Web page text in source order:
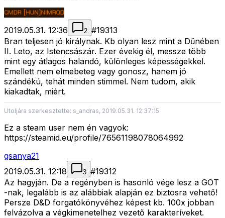
2019.05.31. 12:36 2 #19313
Bran teljesen jó királynak. Kb olyan lesz mint a Dűnében
II. Leto, az Istencsászár. Ezer évekig él, messze több
mint egy átlagos halandó, különleges képességekkel.
Emellett nem elmebeteg vagy gonosz, hanem jó
szándékú, tehát minden stimmel. Nem tudom, akik
kiakadtak, miért.
Utoljára szerkesztette: s_andras, 2019.05.31. 12:37:15
Ez a steam user nem én vagyok:
https://steamid.eu/profile/76561198078064992
gsanya21
2019.05.31. 12:18
3 #19312
Az hagyján. De a regényben is hasonló vége lesz a GOT
-nak, legalább is az alábbiak alapján ez biztosra vehető!
Persze D&D forgatókönyvéhez képest kb. 100x jobban
felvázolva a végkimenetelhez vezető karakteríveket.